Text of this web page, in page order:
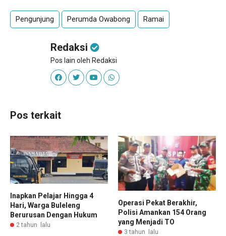
Pengunjung Perumda Owabong Ramai
Redaksi
Pos lain oleh Redaksi
Pos terkait
Inapkan Pelajar Hingga 4
Hari, Warga Buleleng
Berurusan Dengan Hukum
2 tahun lalu
Operasi Pekat Berakhir,
Polisi Amankan 154 Orang
yang Menjadi TO
3 tahun lalu